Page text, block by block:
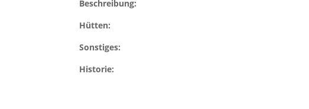
Beschreibung:
Hütten:
Sonstiges:
Historie: